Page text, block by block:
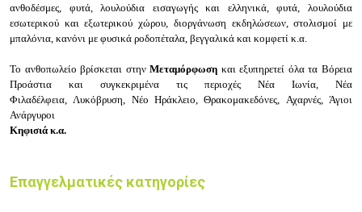
ανθοδέσμες, φυτά, λουλούδια εισαγωγής και ελληνικά, φυτά, λουλούδια
εσωτερικού και εξωτερικού χώρου, διοργάνωση εκδηλώσεων, στολισμοί με
μπαλόνια, κανόνι με φυσικά ροδοπέταλα, βεγγαλικά και κομφετί κ.α.
Το ανθοπωλείο βρίσκεται στηνΜεταμόρφωση και εξυπηρετεί όλα ταΒόρεια
Προάστια και συγκεκριμένα τις περιοχές Νέα Ιωνία, Νέα
Φιλαδέλφεια, Λυκόβρυση, Νέο Ηράκλειο,Θρακομακεδόνες, Αχαρνές,Άγιοι
Ανάργυροι
Κηφισιά κ.α.
Επαγγελματικές κατηγορίες